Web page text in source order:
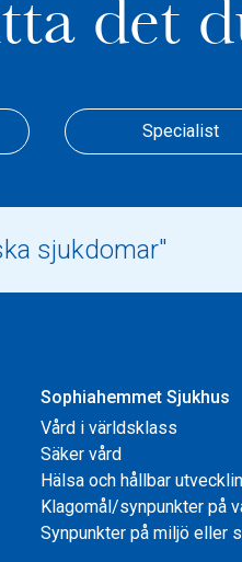
det
Specialist
Sophiahemmet Sjukhus
Vård i världsklass
Säker vård
Hälsa och hållbar
Klagomål/synpunkter på
Synpunkter på miljö eller